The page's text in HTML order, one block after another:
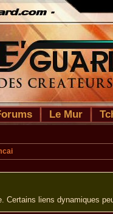
Le Mur
Certains liens dynamiques